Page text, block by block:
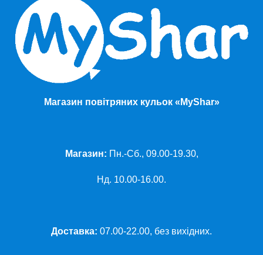
Магазин повітряних кульок «MyShar»
Магазин: Пн.-Сб., 09.00-19.30,
Нд. 10.00-16.00.
Доставка: 07.00-22.00, без вихідних.